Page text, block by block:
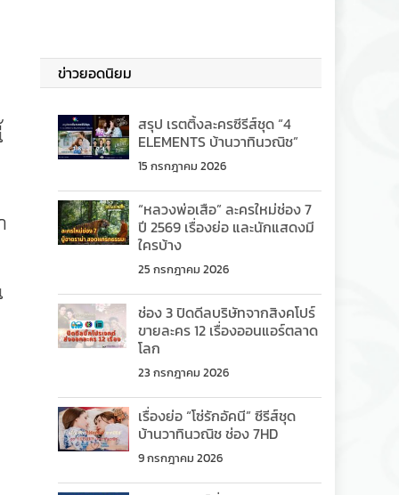
ข่าวยอดนิยม
สรุป เรตติ้งละครซีรีส์ชุด “4
ELEMENTS บ้านวาทินวณิช”
15 กรกฎาคม 2026
“หลวงพ่อเสือ” ละครใหม่ช่อง 7
ปี 2569 เรื่องย่อ และนักแสดงมี
ใครบ้าง
25 กรกฎาคม 2026
ช่อง 3 ปิดดีลบริษัทจากสิงคโปร์
ขายละคร 12 เรื่องออนแอร์ตลาด
โลก
23 กรกฎาคม 2026
เรื่องย่อ “โซ่รักอัคนี” ซีรีส์ชุด
บ้านวาทินวณิช ช่อง 7HD
9 กรกฎาคม 2026